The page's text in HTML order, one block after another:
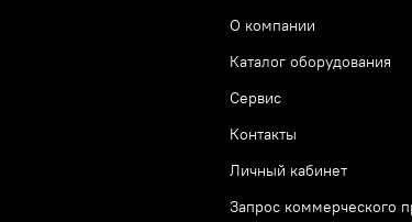
О компании
Каталог оборудования
Сервис
Контакты
Личный кабинет
Запрос коммерческого